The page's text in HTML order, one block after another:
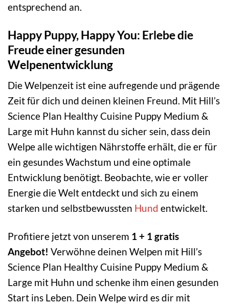
entsprechend an.
Happy Puppy, Happy You: Erlebe die
Freude einer gesunden
Welpenentwicklung
Die Welpenzeit ist eine aufregende und prägende
Zeit für dich und deinen kleinen Freund. Mit Hill’s
Science Plan Healthy Cuisine Puppy Medium &
Large mit Huhn kannst du sicher sein, dass dein
Welpe alle wichtigen Nährstoffe erhält, die er für
ein gesundes Wachstum und eine optimale
Entwicklung benötigt. Beobachte, wie er voller
Energie die Welt entdeckt und sich zu einem
starken und selbstbewussten Hund entwickelt.
Profitiere jetzt von unserem 1 + 1 gratis
Angebot! Verwöhne deinen Welpen mit Hill’s
Science Plan Healthy Cuisine Puppy Medium &
Large mit Huhn und schenke ihm einen gesunden
Start ins Leben. Dein Welpe wird es dir mit